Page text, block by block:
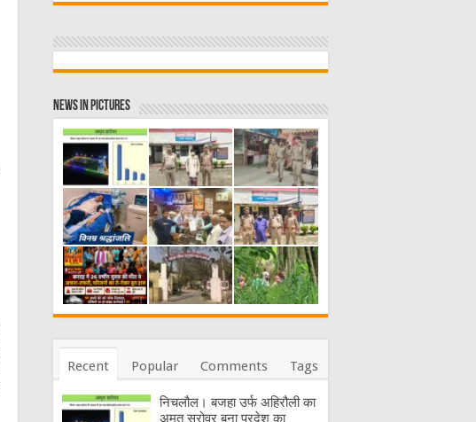
News in Pictures
Recent Popular Comments Tags
निचलौल। बजहा उर्फ अहिरौली का
अमृत सरोवर बना प्रदेश का